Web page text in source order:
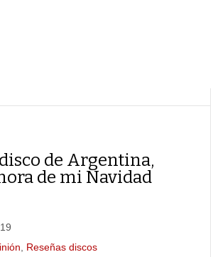
de Argentina,
de mi Navidad
Reseñas discos